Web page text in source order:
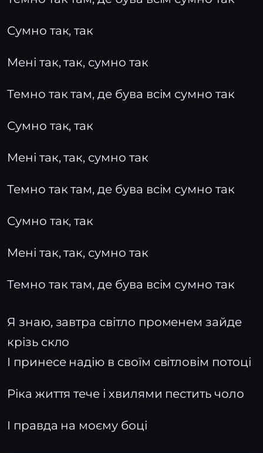
Сумно так, так
Мені так, так, сумно так
Темно так там, де бува всім сумно так
Сумно так, так
Мені так, так, сумно так
Темно так там, де бува всім сумно так
Сумно так, так
Мені так, так, сумно так
Темно так там, де бува всім сумно так
Я знаю, завтра світло променем зайде
крізь скло
І принесе надію в своїм світловім потоці
Ріка життя тече і хвилями пестить чоло
І правда на моєму боці